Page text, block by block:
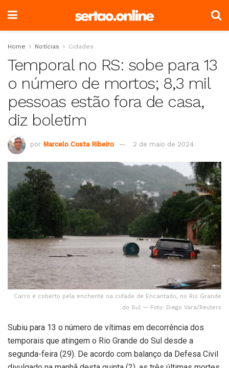
Home Notícias Cidades
Temporal no RS: sobe para 13
o número de mortos; 8,3 mil
pessoas estão fora de casa,
diz boletim
por Marcelo Costa Ribeiro 2 de maio de 2024
Carro é coberto pela enchente na cidade de Encantado, no Rio Grande
do Sul — Foto: Diego Vara/Reuters
Subiu para 13 o número de vítimas em decorrência dos
temporais que atingem o Rio Grande do Sul desde a
segunda-feira (29). De acordo com balanço da Defesa Civil